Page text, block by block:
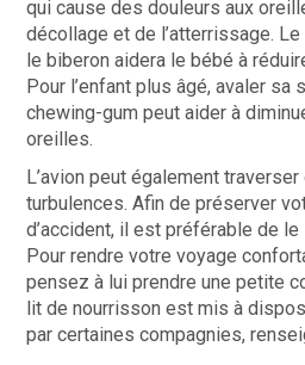
qui cause des douleurs aux
décollage et de l’atterrissage.
le biberon aidera le bébé à
Pour l’enfant plus âgé, avaler sa
chewing-gum peut aider à
oreilles.
L’avion peut également
turbulences. Afin de préserver
d’accident, il est préférable de
Pour rendre votre voyage
pensez à lui prendre une petite
lit de nourrisson est mis à
par certaines compagnies,